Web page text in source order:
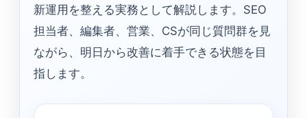
新運用を整える実務として解説します。SEO
担当者、編集者、営業、CSが同じ質問群を見
ながら、明日から改善に着手できる状態を目
指します。